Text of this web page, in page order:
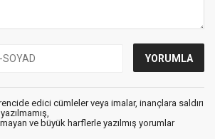
edici cümleler veya imalar, inançlara saldırı
ve büyük harflerle yazılmış yorumlar